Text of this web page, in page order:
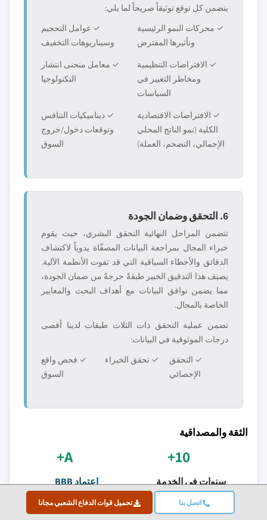
اتصل بنا تحميل قوات الدفاع الشعبي مجانا
يتضمن كل توقع توثيقاً صريحاً لما يلي:
✓ محركات النمو الرئيسية
وتأثيرها المفترض
✓ عوامل التحجيم
وسيناريوهات التخفيف
✓ الافتراضات التنظيمية
ومخاطر التغيير في
السياسات
✓ معامل منحنى انتشار
التكنولوجيا
✓ الافتراضات الاقتصادية
الكلية (نمو الناتج المحلي
الإجمالي، التضخم، العملة)
✓ ديناميكيات التنافس
وتوقعات دخول/خروج
السوق
6. التحقق وضمان الجودة
تتضمن المراحل النهائية التحقق البشري، حيث يقوم
خبراء المجال بمراجعة البيانات المصفّاة يدوياً لاكتشاف
الدقائق والأخطاء السياقية التي قد تفوت الأنظمة الآلية.
يضيف هذا التدقيق الخبير طبقةً حرجةً من ضمان الجودة،
مما يضمن توافق البيانات مع أهداف البحث والمعايير
الخاصة بالمجال.
تضمن عملية التحقق ذات الثلاث طبقات لدينا أقصى
درجات الموثوقية في البيانات:
✓ التحقق
الإحصائي
✓ تحقق الخبراء
✓ فحص واقع
السوق
الثقة والمصداقية
10+
سنوات في الخدمة
تقديم متسق منذ
التأسيس
A+
اعتماد BBB
المعايير المهنية
والرضا